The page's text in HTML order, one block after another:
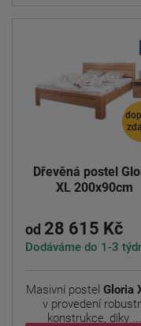
Dřevěná postel
XL 200x90cm
od 28 615 Kč
Dodáváme do 1-3
Masivní postel Gloria
v provedení
konstrukce, díky ...